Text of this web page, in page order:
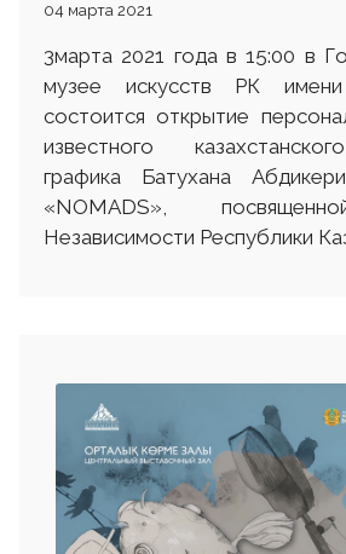
04 марта 2021
3марта 2021 года в 15:00 в
музее искусств РК
состоится открытие
известного
графика Батухана
«NOMADS»,
Независимости Республики